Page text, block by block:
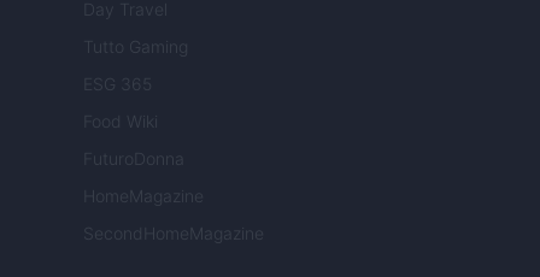
Day Travel
Tutto Gaming
ESG 365
Food Wiki
FuturoDonna
HomeMagazine
SecondHomeMagazine